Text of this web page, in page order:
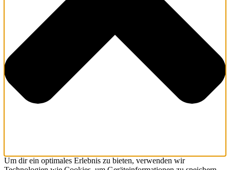
Um dir ein optimales Erlebnis zu bieten, verwenden wir